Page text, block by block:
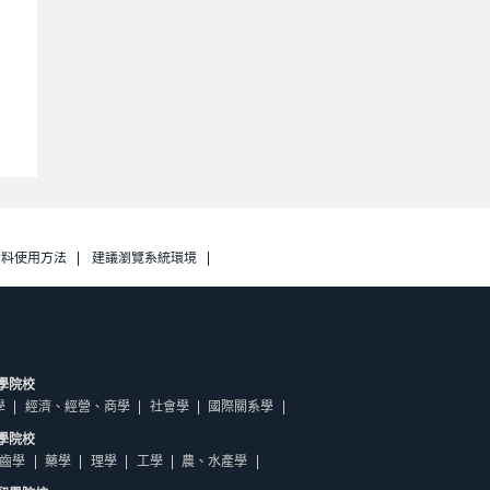
使用方法 建議瀏覽系統環境
院校
經濟、經營、商學 社會學 國際關系學
院校
學
藥學 理學 工學 農、水產學